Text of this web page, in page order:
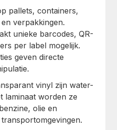
pallets, containers,
verpakkingen.
unieke barcodes, QR-
per label mogelijk.
geven directe
vinyl zijn water-
laminaat worden ze
olie en